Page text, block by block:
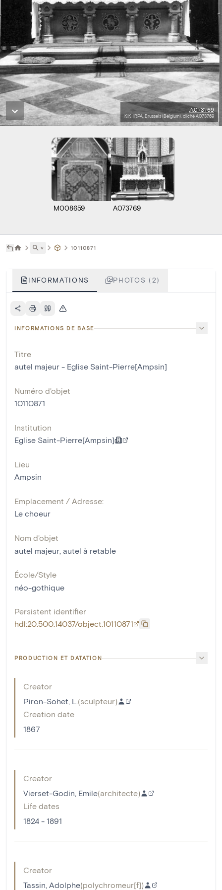
A073769
KIK-IRPA, Brussels (Belgium), cliché A073769
M008659 A073769
˅ 10110871
INFORMATIONS PHOTOS (2)
INFORMATIONS DE BASE
Titre
autel majeur - Eglise Saint-Pierre[Ampsin]
Numéro d'objet
10110871
Institution
Eglise Saint-Pierre[Ampsin]
Lieu
Ampsin
Emplacement / Adresse:
Le choeur
Nom d'objet
autel majeur, autel à retable
École/Style
néo-gothique
Persistent identifier
hdl:20.500.14037/object.10110871
PRODUCTION ET DATATION
Creator
Piron-Sohet, L.(sculpteur)
Creation date
1867
Creator
Vierset-Godin, Emile(architecte)
Life dates
1824 - 1891
Creator
Tassin, Adolphe(polychromeur[f])